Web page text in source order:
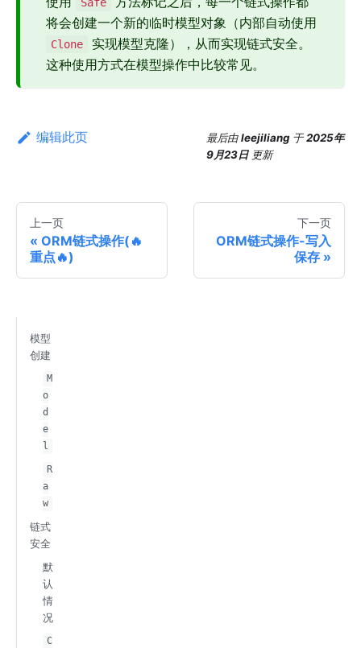
将会创建一个新的临时模型对象（内部自动使用
Clone
实现模型克隆），从而实现链式安全。
这种使用方式在模型操作中比较常见。
编辑此页 最后由leejiliang 于2025年
9月23日 更新
上一页
ORM链式操作(🔥
重点🔥)
下一页
ORM链式操作-写入
保存
模型
创建
M
o
d
e
l
R
a
w
链式
安全
默
认
情
况
C